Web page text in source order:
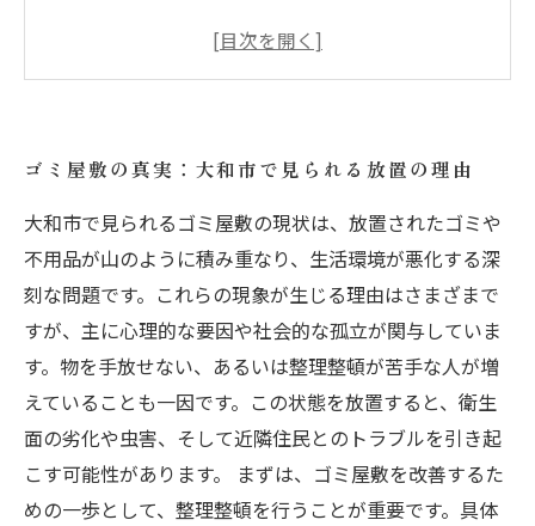
整理整頓の第一歩：効果的な清掃方法とは？
心も整理整頓！自宅改善と心のスッキリの関係
大和市での挑戦：ゴミ屋敷改善の成功事例と未
来への希望
ゴミ屋敷の真実：大和市で見られる放置の理由
大和市で見られるゴミ屋敷の現状は、放置されたゴミや
不用品が山のように積み重なり、生活環境が悪化する深
刻な問題です。これらの現象が生じる理由はさまざまで
すが、主に心理的な要因や社会的な孤立が関与していま
す。物を手放せない、あるいは整理整頓が苦手な人が増
えていることも一因です。この状態を放置すると、衛生
面の劣化や虫害、そして近隣住民とのトラブルを引き起
こす可能性があります。 まずは、ゴミ屋敷を改善するた
めの一歩として、整理整頓を行うことが重要です。具体